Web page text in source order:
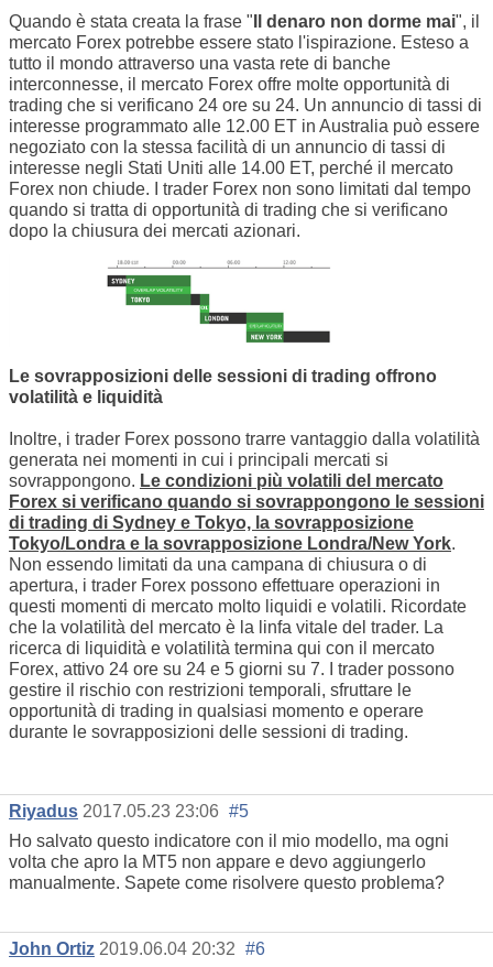
Quando è stata creata la frase " Il denaro non dorme mai", il
mercato Forex potrebbe essere stato l'ispirazione. Esteso a
tutto il mondo attraverso una vasta rete di banche
interconnesse, il mercato Forex offre molte opportunità di
trading che si verificano 24 ore su 24. Un annuncio di tassi di
interesse programmato alle 12.00 ET in Australia può essere
negoziato con la stessa facilità di un annuncio di tassi di
interesse negli Stati Uniti alle 14.00 ET, perché il mercato
Forex non chiude. I trader Forex non sono limitati dal tempo
quando si tratta di opportunità di trading che si verificano
dopo la chiusura dei mercati azionari.
Le sovrapposizioni delle sessioni di trading offrono
volatilità e liquidità
Inoltre, i trader Forex possono trarre vantaggio dalla volatilità
generata nei momenti in cui i principali mercati si
sovrappongono. Le condizioni più volatili del mercato
Forex si verificano quando si sovrappongono le sessioni
di trading di Sydney e Tokyo, la sovrapposizione
Tokyo/Londra e la sovrapposizione Londra/New York.
Non essendo limitati da una campana di chiusura o di
apertura, i trader Forex possono effettuare operazioni in
questi momenti di mercato molto liquidi e volatili. Ricordate
che la volatilità del mercato è la linfa vitale del trader. La
ricerca di liquidità e volatilità termina qui con il mercato
Forex, attivo 24 ore su 24 e 5 giorni su 7. I trader possono
gestire il rischio con restrizioni temporali, sfruttare le
opportunità di trading in qualsiasi momento e operare
durante le sovrapposizioni delle sessioni di trading.
Riyadus 2017.05.23 23:06 #5
Ho salvato questo indicatore con il mio modello, ma ogni
volta che apro la MT5 non appare e devo aggiungerlo
manualmente. Sapete come risolvere questo problema?
John Ortiz 2019.06.04 20:32 #6